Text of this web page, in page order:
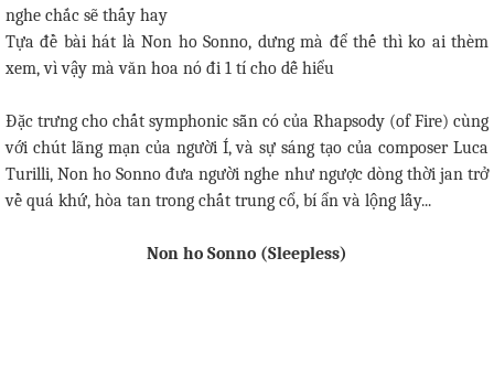
nghe chắc sẽ thấy hay
Tựa đề bài hát là Non ho Sonno, dưng mà để thế thì ko ai thèm
xem, vì vậy mà văn hoa nó đi 1 tí cho dễ hiểu
Đặc trưng cho chất symphonic sẵn có của Rhapsody (of Fire) cùng
với chút lãng mạn của người Í, và sự sáng tạo của composer Luca
Turilli, Non ho Sonno đưa người nghe như ngược dòng thời jan trở
về quá khứ, hòa tan trong chất trung cổ, bí ẩn và lộng lẫy...
Non ho Sonno (Sleepless)